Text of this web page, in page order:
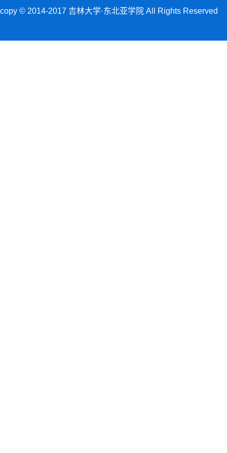
copy © 2014-2017 吉林大学·东北亚学院 All Rights Reserved